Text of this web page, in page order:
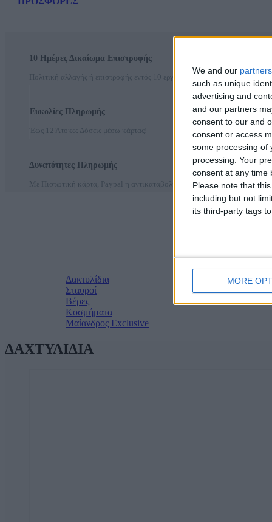
We and our partners
such as unique
advertising and
and our partners
consent to our and
consent or access
some processing of
processing. Your
consent at any time
Please note that
including but not
its third-party tags
MORE
10 Ημέρες Δικαίωμα Επιστροφής
Πολιτική αλλαγής ή επιστροφής εντός 10 εργάσιμων ημερών
Ευκολίες Πληρωμής
Έως 12 Άτοκες Δόσεις μέσω κάρτας!
Δυνατότητες Πληρωμής
Με Πιστωτική κάρτα, Paypal η αντικαταβολή
Δακτυλίδια
Σταυροί
Βέρες
Κοσμήματα
Μαίανδρος Exclusive
ΔΑΧΤΥΛΙΔΙΑ